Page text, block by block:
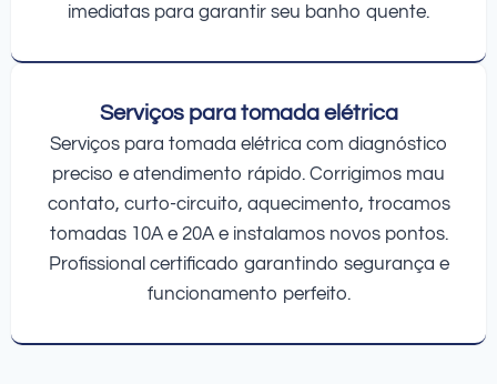
imediatas para garantir seu banho quente.
Serviços para tomada elétrica
Serviços para tomada elétrica com diagnóstico
preciso e atendimento rápido. Corrigimos mau
contato, curto-circuito, aquecimento, trocamos
tomadas 10A e 20A e instalamos novos pontos.
Profissional certificado garantindo segurança e
funcionamento perfeito.